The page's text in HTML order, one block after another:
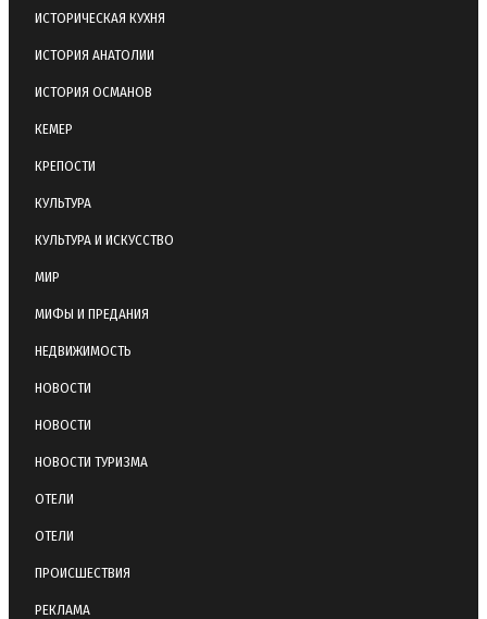
ИСТОРИЧЕСКАЯ КУХНЯ
ИСТОРИЯ АНАТОЛИИ
ИСТОРИЯ ОСМАНОВ
КЕМЕР
КРЕПОСТИ
КУЛЬТУРА
КУЛЬТУРА И ИСКУССТВО
МИР
МИФЫ И ПРЕДАНИЯ
НЕДВИЖИМОСТЬ
НОВОСТИ
НОВОСТИ
НОВОСТИ ТУРИЗМА
ОТЕЛИ
ОТЕЛИ
ПРОИСШЕСТВИЯ
РЕКЛАМА